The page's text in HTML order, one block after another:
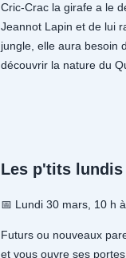
Cric-Crac la girafe a le
Jeannot Lapin et de lui
jungle, elle aura besoin
découvrir la nature du
Les p'tits lundis
📅 Lundi 30 mars, 10 h
Futurs ou nouveaux
et vous ouvre ses